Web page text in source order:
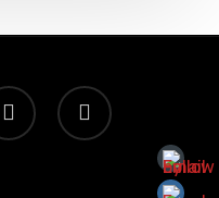
email